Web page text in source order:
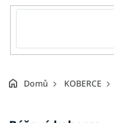
Domů KOBERCE